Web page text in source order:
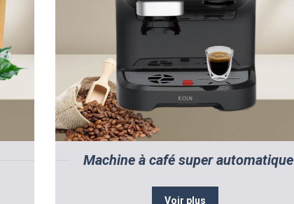
Machine à café super automatique
Voir plus